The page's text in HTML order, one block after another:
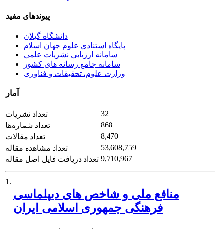
پیوندهای مفید
دانشگاه گیلان
پایگاه استنادی علوم جهان اسلام
سامانه ارزیابی نشریات علمی
سامانه جامع رسانه های کشور
وزارت علوم، تحقیقات و فناوری
آمار
تعداد نشریات
32
تعداد شماره‌ها
868
تعداد مقالات
8,470
تعداد مشاهده مقاله
53,608,759
تعداد دریافت فایل اصل مقاله 9,710,967
1.
منافع ملی و شاخص های دیپلماسی
فرهنگی جمهوری اسلامی ایران